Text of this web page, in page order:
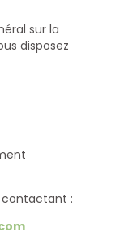
sur la
disposez
contactant :